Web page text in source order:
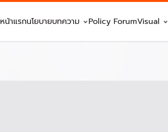
หน้าแรกนโยบายบทความ Policy ForumVisual